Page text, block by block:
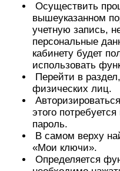
Осуществить
вышеуказанном
учетную запись,
персональные
кабинету будет
использовать
Перейти в
физических лиц.
этого
пароль.
В самом верху
«Мои ключи».
Определяется